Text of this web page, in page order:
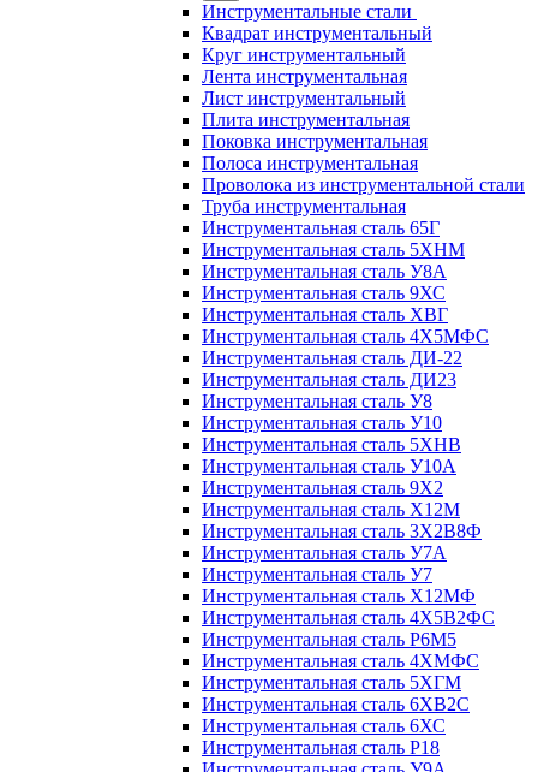
Инструментальные стали
Квадрат инструментальный
Круг инструментальный
Лента инструментальная
Лист инструментальный
Плита инструментальная
Поковка инструментальная
Полоса инструментальная
Проволока из инструментальной стали
Труба инструментальная
Инструментальная сталь 65Г
Инструментальная сталь 5ХНМ
Инструментальная сталь У8А
Инструментальная сталь 9ХС
Инструментальная сталь ХВГ
Инструментальная сталь 4Х5МФС
Инструментальная сталь ДИ-22
Инструментальная сталь ДИ23
Инструментальная сталь У8
Инструментальная сталь У10
Инструментальная сталь 5ХНВ
Инструментальная сталь У10А
Инструментальная сталь 9Х2
Инструментальная сталь Х12М
Инструментальная сталь 3Х2В8Ф
Инструментальная сталь У7А
Инструментальная сталь У7
Инструментальная сталь Х12МФ
Инструментальная сталь 4Х5В2ФС
Инструментальная сталь Р6М5
Инструментальная сталь 4ХМФС
Инструментальная сталь 5ХГМ
Инструментальная сталь 6ХВ2С
Инструментальная сталь 6ХС
Инструментальная сталь Р18